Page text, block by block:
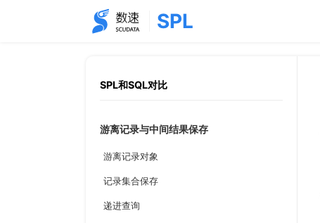
SPL
SPL和SQL对比
游离记录与中间结果保存
游离记录对象
记录集合保存
递进查询